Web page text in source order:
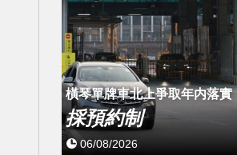
橫琴單牌車北上爭取年内落實
採預約制
06/08/2026